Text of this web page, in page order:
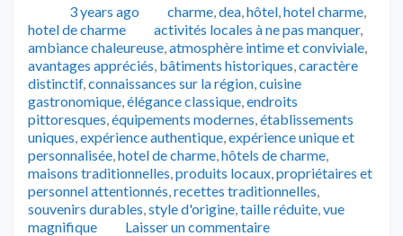
Publié3 years ago Catégories
charme,dea,hôtel,hotel charme,
hotel de charme
Tags
activités locales à ne pas manquer,
ambiance chaleureuse,atmosphère intime et conviviale,
avantages appréciés, bâtiments historiques,caractère
distinctif,connaissances sur la région,cuisine
gastronomique,élégance classique,endroits
pittoresques,équipements modernes,établissements
uniques,expérience authentique,expérience unique et
personnalisée,hotel de charme,hôtels de charme,
maisons traditionnelles,produits locaux,propriétaires et
personnel attentionnés,recettes traditionnelles,
souvenirs durables,style d'origine,taille réduite,vue
magnifique
Laisser un commentaire